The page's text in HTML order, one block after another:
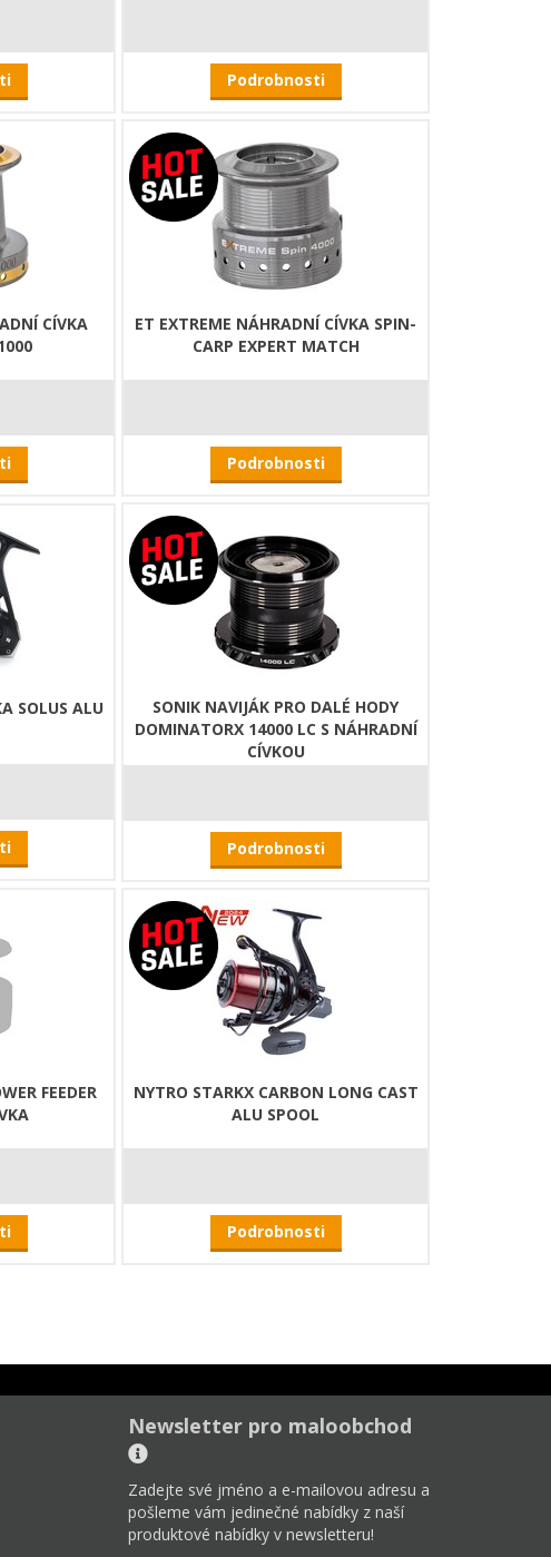
Podrobnosti
CÍVKA
ET EXTREME NÁHRADNÍ CÍVKA SPIN-
CARP EXPERT MATCH
Podrobnosti
SOLUS ALU
SONIK NAVIJÁK PRO DALÉ HODY
DOMINATORX 14000 LC S NÁHRADNÍ
CÍVKOU
Podrobnosti
FEEDER
NYTRO STARKX CARBON LONG CAST
ALU SPOOL
Podrobnosti
Newsletter pro maloobchod
Zadejte své jméno a e-mailovou adresu a
pošleme vám jedinečné nabídky z naší
produktové nabídky v newsletteru!